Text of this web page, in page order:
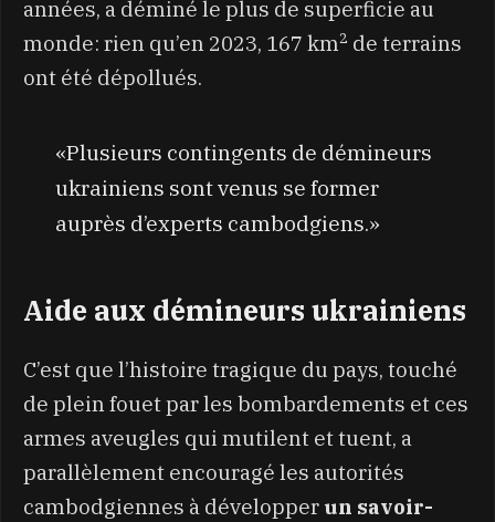
années, a déminé le plus de superficie au
monde: rien qu’en 2023, 167 km2 de terrains
ont été dépollués.
«Plusieurs contingents de démineurs
ukrainiens sont venus se former
auprès d’experts cambodgiens.»
Aide aux démineurs ukrainiens
C’est que l’histoire tragique du pays, touché
de plein fouet par les bombardements et ces
armes aveugles qui mutilent et tuent, a
parallèlement encouragé les autorités
cambodgiennes à développer un savoir-